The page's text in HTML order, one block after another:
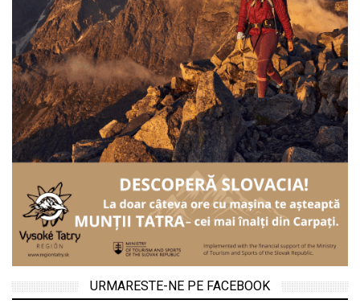
URMARESTE-NE PE FACEBOOK